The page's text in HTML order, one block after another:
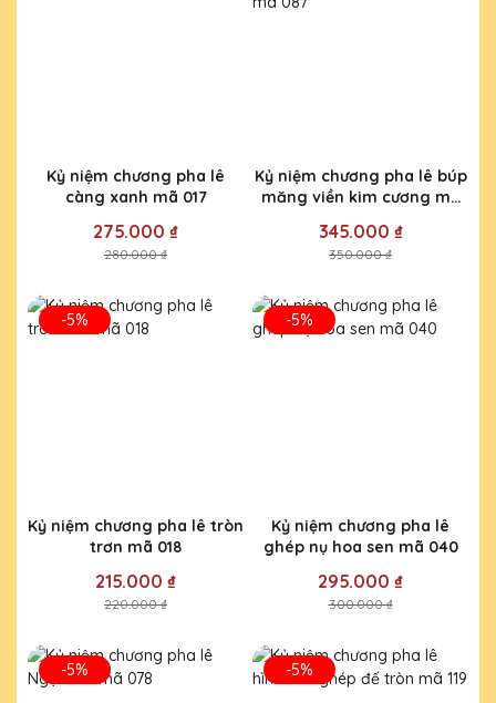
Kỷ niệm chương pha lê
càng xanh mã 017
275.000 ₫
280.000 ₫
Kỷ niệm chương pha lê búp
măng viền kim cương mã
345.000 ₫
350.000 ₫
-5%
Kỷ niệm chương pha lê tròn
trơn mã 018
215.000 ₫
220.000 ₫
-5%
Kỷ niệm chương pha lê
ghép nụ hoa sen mã 040
295.000 ₫
300.000 ₫
-5% -5%